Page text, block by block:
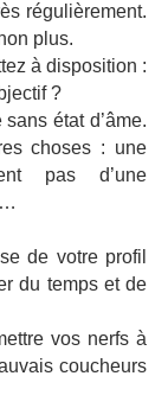
régulièrement.
plus.
à disposition :
?
état d’âme.
choses : une
pas d’une
de votre profil
du temps et de
vos nerfs à
coucheurs